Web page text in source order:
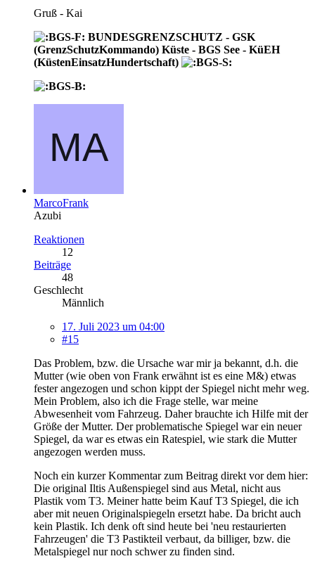
Gruß - Kai
BUNDESGRENZSCHUTZ - GSK
(GrenzSchutzKommando) Küste - BGS See - KüEH
(KüstenEinsatzHundertschaft)
MarcoFrank
Azubi
Reaktionen
12
Beiträge
48
Geschlecht
Männlich
17. Juli 2023 um 04:00
#15
Das Problem, bzw. die Ursache war mir ja bekannt, d.h. die
Mutter (wie oben von Frank erwähnt ist es eine M&) etwas
fester angezogen und schon kippt der Spiegel nicht mehr weg.
Mein Problem, also ich die Frage stelle, war meine
Abwesenheit vom Fahrzeug. Daher brauchte ich Hilfe mit der
Größe der Mutter. Der problematische Spiegel war ein neuer
Spiegel, da war es etwas ein Ratespiel, wie stark die Mutter
angezogen werden muss.
Noch ein kurzer Kommentar zum Beitrag direkt vor dem hier:
Die original Iltis Außenspiegel sind aus Metal, nicht aus
Plastik vom T3. Meiner hatte beim Kauf T3 Spiegel, die ich
aber mit neuen Originalspiegeln ersetzt habe. Da bricht auch
kein Plastik. Ich denk oft sind heute bei 'neu restaurierten
Fahrzeugen' die T3 Pastikteil verbaut, da billiger, bzw. die
Metalspiegel nur noch schwer zu finden sind.